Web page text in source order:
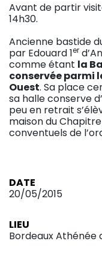
Avant de partir
14h30.
Ancienne bastide
par Edouard 1er
comme étant la
conservée parmi
Ouest. Sa place
sa halle conserve
peu en retrait
maison du
conventuels de
DATE
20/05/2015
LIEU
Bordeaux